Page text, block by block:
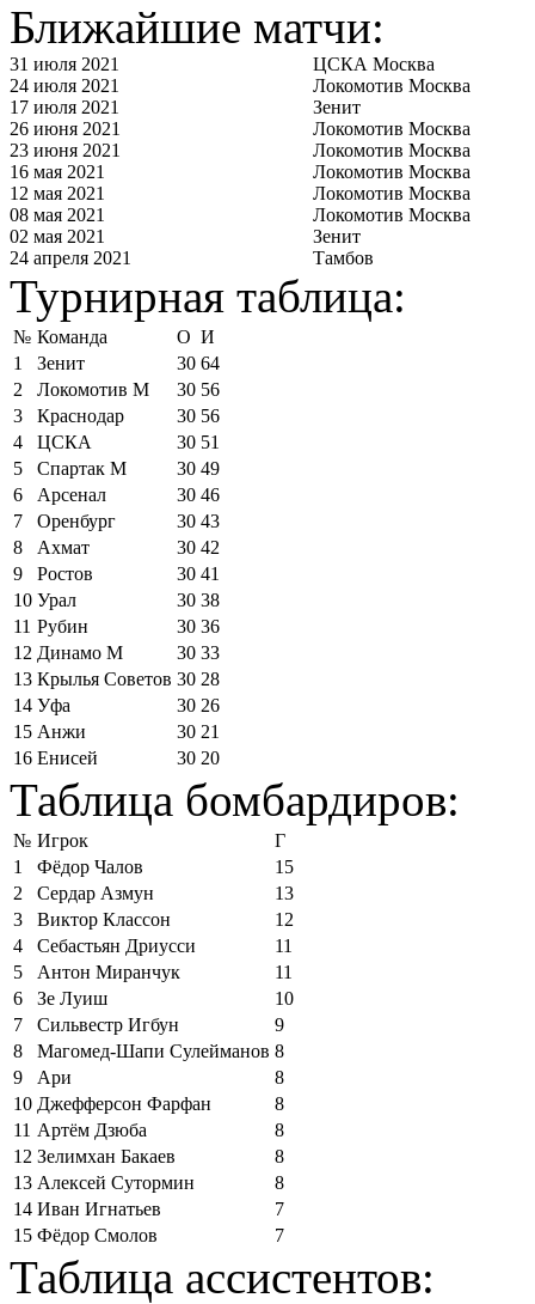
Ближайшие матчи:
31 июля 2021
ЦСКА Москва
24 июля 2021
Локомотив Москва
17 июля 2021
Зенит
26 июня 2021
Локомотив Москва
23 июня 2021
Локомотив Москва
16 мая 2021
Локомотив Москва
12 мая 2021
Локомотив Москва
08 мая 2021
Локомотив Москва
02 мая 2021
Зенит
24 апреля 2021
Тамбов
Турнирная таблица:
№ Команда О И
1
Зенит 30 64
2
Локомотив М 30 56
3
Краснодар 30 56
4
ЦСКА 30 51
5
Спартак М 30 49
6
Арсенал 30 46
7
Оренбург 30 43
8
Ахмат 30 42
9
Ростов 30 41
10 Урал 30 38
11 Рубин 30 36
12 Динамо М 30 33
13 Крылья Советов 30 28
14 Уфа 30 26
15 Анжи 30 21
16 Енисей 30 20
Таблица бомбардиров:
№ Игрок
Г
1
Фёдор Чалов
15
2
Сердар Азмун
13
3
Виктор Классон
12
4
Себастьян Дриусси
11
5
Антон Миранчук
11
6
Зе Луиш
10
7
Сильвестр Игбун
9
8
Магомед-Шапи Сулейманов 8
9
Ари
8
10 Джефферсон Фарфан
8
11 Артём Дзюба
8
12 Зелимхан Бакаев
8
13 Алексей Сутормин
8
14 Иван Игнатьев
7
15 Фёдор Смолов 7
Таблица ассистентов: